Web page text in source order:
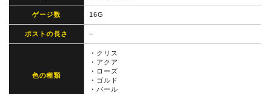
ゲージ数 16G
ポストの長さ –
色の種類
・クリス
・アクア
・ローズ
・ゴルド
・パール